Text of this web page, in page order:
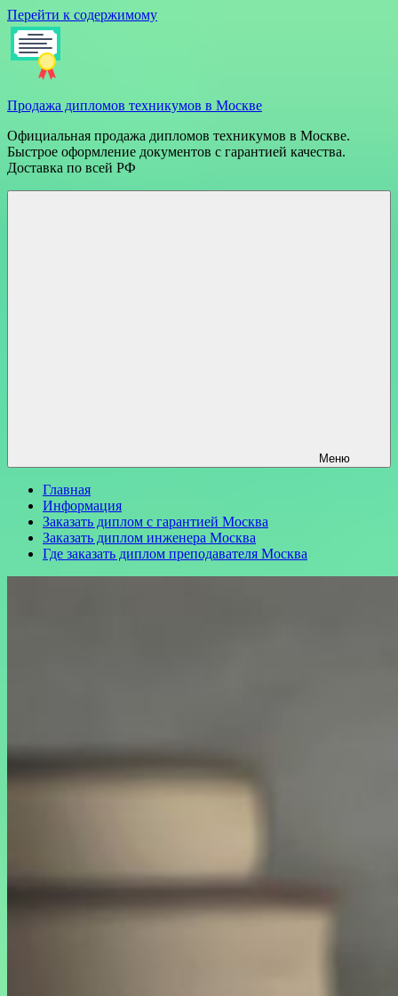
Перейти к содержимому
Продажа дипломов техникумов в Москве
Официальная продажа дипломов техникумов в Москве.
Быстрое оформление документов с гарантией качества.
Доставка по всей РФ
Меню
Главная
Информация
Заказать диплом с гарантией Москва
Заказать диплом инженера Москва
Где заказать диплом преподавателя Москва